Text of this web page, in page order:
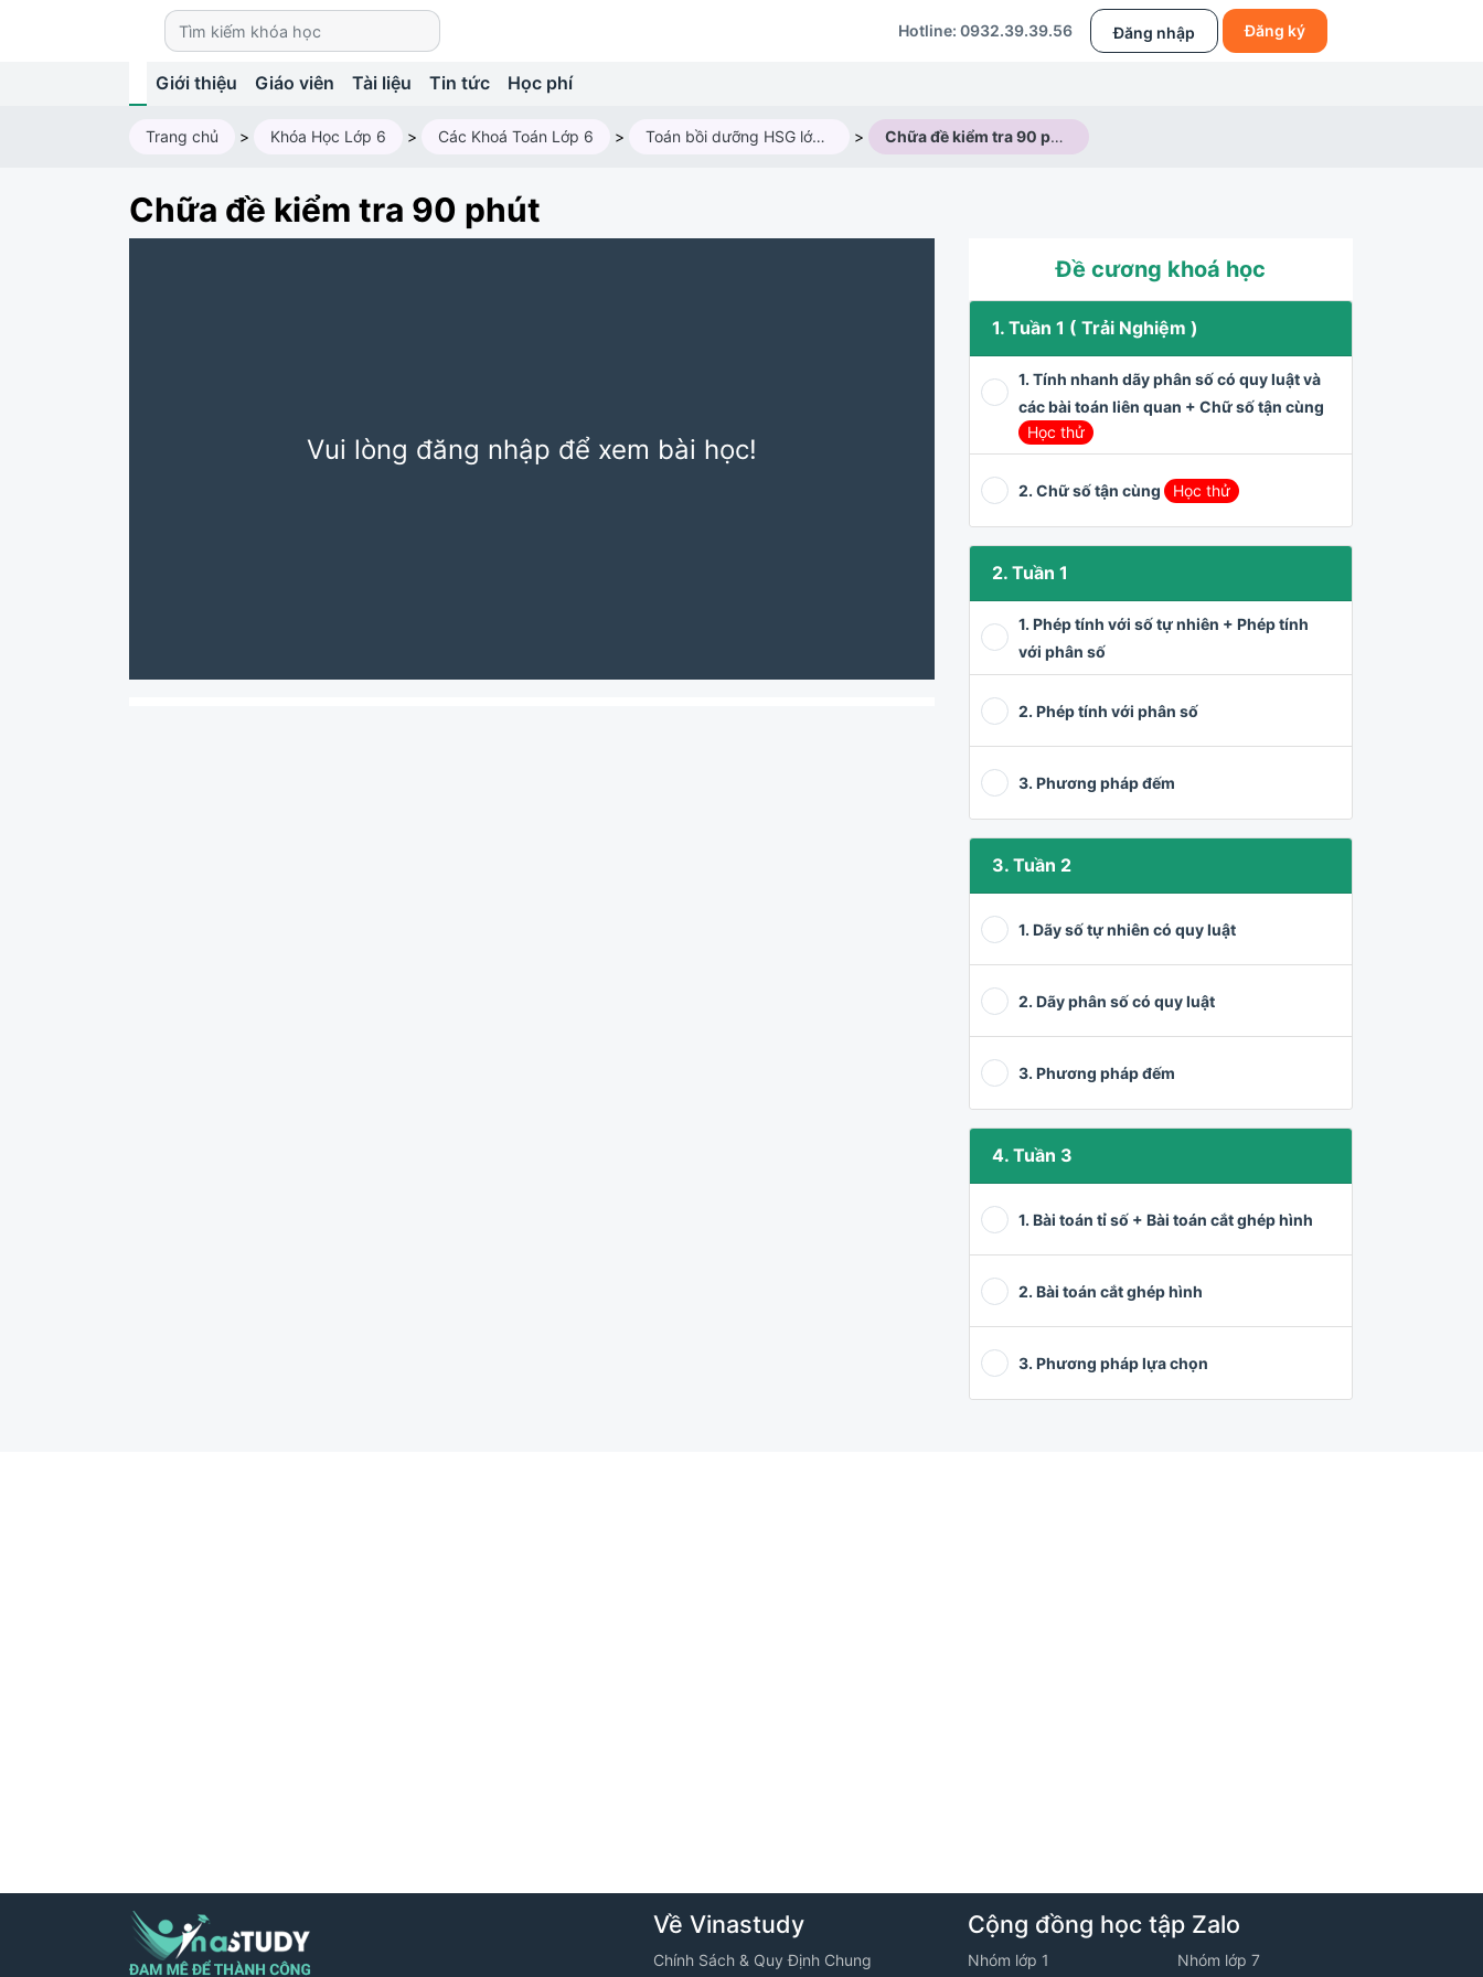
Hotline: 0932.39.39.56 Đăng nhập Đăng ký
Giới thiệu Giáo viên Tài liệu Tin tức Học phí
Trang chủ > Khóa Học Lớp 6 > Các Khoá Toán Lớp 6 > Toán bồi dưỡng HSG lớp 6M1 (Năm học 2024 - 2025) > Chữa đề kiểm tra 90 phút
Chữa đề kiểm tra 90 phút
Vui lòng đăng nhập để xem bài học!
Đề cương khoá học
1. Tuần 1 ( Trải Nghiệm )
1. Tính nhanh dãy phân số có quy luật và
các bài toán liên quan + Chữ số tận cùng
Học thử
2. Chữ số tận cùng Học thử
2. Tuần 1
1. Phép tính với số tự nhiên + Phép tính
với phân số
2. Phép tính với phân số
3. Phương pháp đếm
3. Tuần 2
1. Dãy số tự nhiên có quy luật
2. Dãy phân số có quy luật
3. Phương pháp đếm
4. Tuần 3
1. Bài toán tỉ số + Bài toán cắt ghép hình
2. Bài toán cắt ghép hình
3. Phương pháp lựa chọn
3. Chuyển động gặp nhau nhiều lần
Về Vinastudy
Chính Sách & Quy Định Chung
Cộng đồng học tập Zalo
Nhóm lớp 1 Nhóm lớp 7